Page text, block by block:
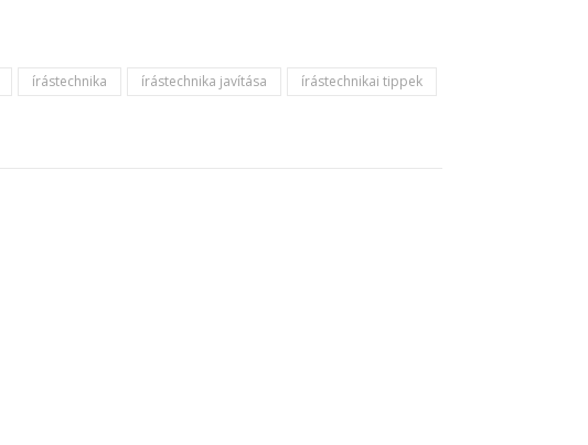
írástechnika írástechnika javítása
írástechnikai tippek